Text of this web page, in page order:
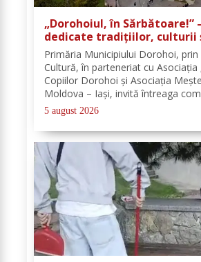
„Dorohoiul, în Sărbătoare!”
dedicate tradițiilor, culturii
Trei tradiții. Un singur
singură sărbătoare!
Primăria Municipiului Dorohoi, prin
Cultură, în parteneriat cu Asociația
Copiilor Dorohoi și Asociația
Moldova – Iași, invită întreaga
participe, în perioada 28–30
evenimentul „Dorohoiul, în
5 august 2026